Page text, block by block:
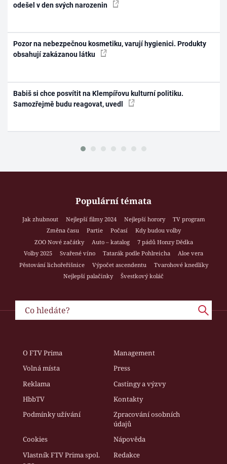
odešel v den svých narozenin
Pozor na nebezpečnou kosmetiku, varují hygienici. Produkty
obsahují zakázanou látku
Babiš si chce posvítit na Klempířovu kulturní politiku.
Samozřejmě budu reagovat, uvedl
Populární témata
Jak zhubnout Nejlepší filmy 2024 Nejlepší horory
TV program
Změna času
Partie Počasí
Kdy budou volby
ZOO Nové začátky
Auto – katalog
7 pádů Honzy Dědka
Volby 2025
Svařené víno Tatarák podle Pohlreicha
Aloe vera
Pěstování lichořeřišnice
Výpočet ascendentu
Tvarohové knedlíky
Nejlepší palačinky
Švestkový koláč
O FTV Prima
Management
Volná místa
Press
Reklama
Castingy a výzvy
HbbTV
Kontakty
Podmínky užívání
Zpracování osobních
údajů
Cookies
Nápověda
Vlastník FTV Prima spol.
Redakce